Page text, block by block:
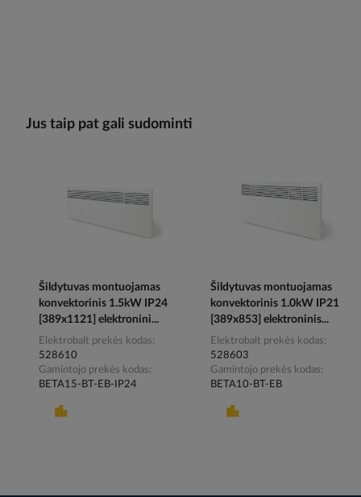
Jus taip pat gali sudominti
Šildytuvas montuojamas
konvektorinis 1.5kW IP24
[389x1121] elektronini...
Elektrobalt prekės kodas
528610
Gamintojo prekės kodas
BETA15-BT-EB-IP24
Šildytuvas montuojamas
konvektorinis 1.0kW IP21
[389x853] elektroninis...
Elektrobalt prekės kodas
528603
Gamintojo prekės kodas
BETA10-BT-EB